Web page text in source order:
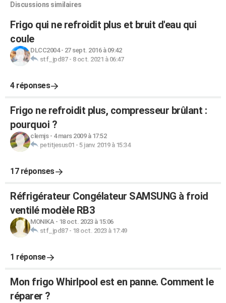
Discussions similaires
Frigo qui ne refroidit plus et bruit d'eau qui
coule
DLCC2004- 27 sept. 2016 à 09:42
stf_jpd87- 8 oct. 2021 à 06:47
4 réponses
Frigo ne refroidit plus, compresseur brûlant :
pourquoi ?
clemjs- 4 mars 2009 à 17:52
petitjesus01 - 5 janv. 2019 à 15:34
17 réponses
Réfrigérateur Congélateur SAMSUNG à froid
ventilé modèle RB3
MONIKA- 18 oct. 2023 à 15:06
stf_jpd87- 18 oct. 2023 à 17:49
1 réponse
Mon frigo Whirlpool est en panne. Comment le
réparer ?